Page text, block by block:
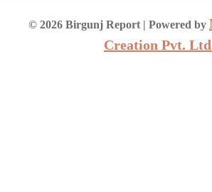
© 2026 Birgunj Report | Powered by
Creation Pvt.